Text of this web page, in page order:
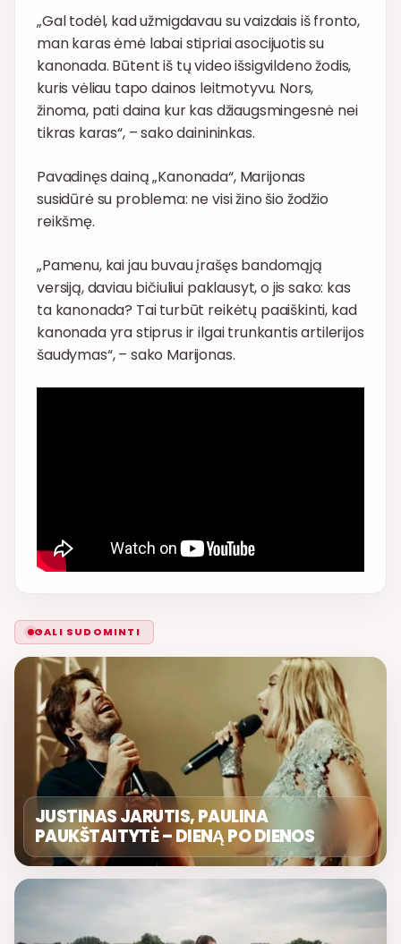
„Gal todėl, kad užmigdavau su vaizdais iš fronto,
man karas ėmė labai stipriai asocijuotis su
kanonada. Būtent iš tų video išsigvildeno žodis,
kuris vėliau tapo dainos leitmotyvu. Nors,
žinoma, pati daina kur kas džiaugsmingesnė nei
tikras karas“, – sako dainininkas.
Pavadinęs dainą „Kanonada“, Marijonas
susidūrė su problema: ne visi žino šio žodžio
reikšmę.
„Pamenu, kai jau buvau įrašęs bandomąją
versiją, daviau bičiuliui paklausyt, o jis sako: kas
ta kanonada? Tai turbūt reikėtų paaiškinti, kad
kanonada yra stiprus ir ilgai trunkantis artilerijos
šaudymas“, – sako Marijonas.
GALI SUDOMINTI
JUSTINAS JARUTIS, PAULINA
PAUKŠTAITYTĖ – DIENĄ PO DIENOS